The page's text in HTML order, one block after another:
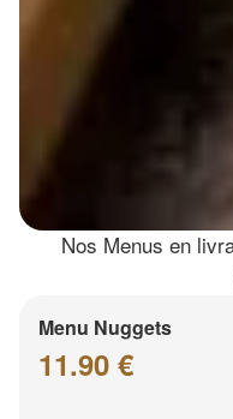
Nos Menus en
Menu Nuggets
11.90 €